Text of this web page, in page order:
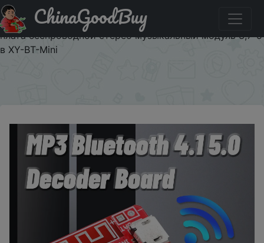
Придбати по знижці Bluetooth аудио приемник плата
Bluetooth 5,0 MP3 декодер не допускающий потерь
плата беспроводной стерео музыкальный модуль 3,7-5
в XY-BT-Mini
ChinaGoodBuy